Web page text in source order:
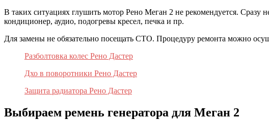
В таких ситуациях глушить мотор Рено Меган 2 не рекомендуется. Сразу
кондиционер, аудио, подогревы кресел, печка и пр.
Для замены не обязательно посещать СТО. Процедуру ремонта можно
Разболтовка колес Рено Дастер
Дхо в поворотники Рено Дастер
Защита радиатора Рено Дастер
Выбираем ремень генератора для Меган 2